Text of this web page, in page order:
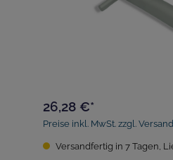
26,28 €*
Preise inkl. MwSt. zzgl.
Versandfertig in 7 Tagen,